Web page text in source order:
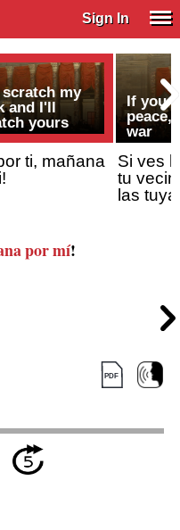
Sign In
scratch my
and I'll
yours
ti, mañana
If you
peace,
war
Si ves
tu
las
por mí!